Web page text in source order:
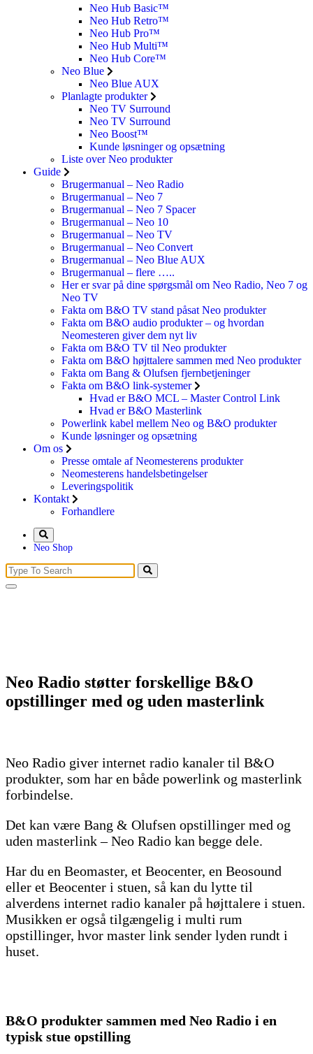
Neo Hub Basic™
Neo Hub Retro™
Neo Hub Pro™
Neo Hub Multi™
Neo Hub Core™
Neo Blue
Neo Blue AUX
Planlagte produkter
Neo TV Surround
Neo TV Surround
Neo Boost™
Kunde løsninger og opsætning
Liste over Neo produkter
Guide
Brugermanual – Neo Radio
Brugermanual – Neo 7
Brugermanual – Neo 7 Spacer
Brugermanual – Neo 10
Brugermanual – Neo TV
Brugermanual – Neo Convert
Brugermanual – Neo Blue AUX
Brugermanual – flere …..
Her er svar på dine spørgsmål om Neo Radio, Neo 7 og
Neo TV
Fakta om B&O TV stand påsat Neo produkter
Fakta om B&O audio produkter – og hvordan
Neomesteren giver dem nyt liv
Fakta om B&O TV til Neo produkter
Fakta om B&O højttalere sammen med Neo produkter
Fakta om Bang & Olufsen fjernbetjeninger
Fakta om B&O link-systemer
Hvad er B&O MCL – Master Control Link
Hvad er B&O Masterlink
Powerlink kabel mellem Neo og B&O produkter
Kunde løsninger og opsætning
Om os
Presse omtale af Neomesterens produkter
Neomesterens handelsbetingelser
Leveringspolitik
Kontakt
Forhandlere
Neo Shop
Search
for:
Neo Radio støtter forskellige B&O
opstillinger med og uden masterlink
Neo Radio giver internet radio kanaler til B&O
produkter, som har en både powerlink og masterlink
forbindelse.
Det kan være Bang & Olufsen opstillinger med og
uden masterlink – Neo Radio kan begge dele.
Har du en Beomaster, et Beocenter, en Beosound
eller et Beocenter i stuen, så kan du lytte til
alverdens internet radio kanaler på højttalere i stuen.
Musikken er også tilgængelig i multi rum
opstillinger, hvor master link sender lyden rundt i
huset.
B&O produkter sammen med Neo Radio i en
typisk stue opstilling